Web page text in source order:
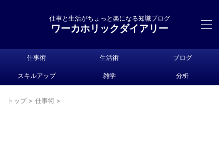
仕事と生活がちょっと楽になる知識ブログ
ワーカホリックダイアリー
仕事術 生活術 ブログ
スキルアップ 雑学 分析
トップ > 仕事術 >